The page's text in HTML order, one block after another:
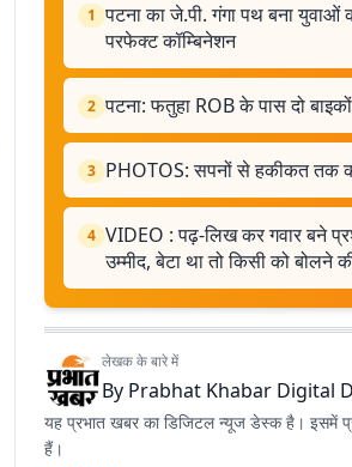
1 पटना का जे.पी. गंगा पथ बना
परफेक्ट कॉम्बिनेशन
2 पटना: फतुहा ROB के पास दो
3 PHOTOS: सपनों से हकीकत तक
4 VIDEO : पढ़-लिख कर गवार बने
उम्मीद, बेटा था तो किसी को बोलने
लेखक के बारे में
By Prabhat Khabar Digital
यह प्रभात खबर का डिजिटल न्यूज डेस्क है। इसमें
हैं।